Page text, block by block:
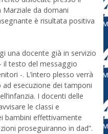
da domani
è risultata positiva
una docente già in servizio
il testo del messaggio
-. L’intero plesso verrà
esecuzione dei tamponi
I docenti delle
le classi e
bambini effettivamente
proseguiranno in dad”.